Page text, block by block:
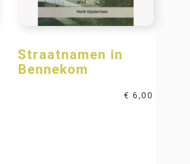
Straatnamen in
Bennekom
€ 6,00